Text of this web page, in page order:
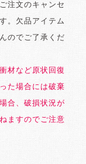
注文のキャンセ
。欠品アイテム
のでご了承くだ
材など原状回復
た場合には破棄
合、破損状況が
ますのでご注意